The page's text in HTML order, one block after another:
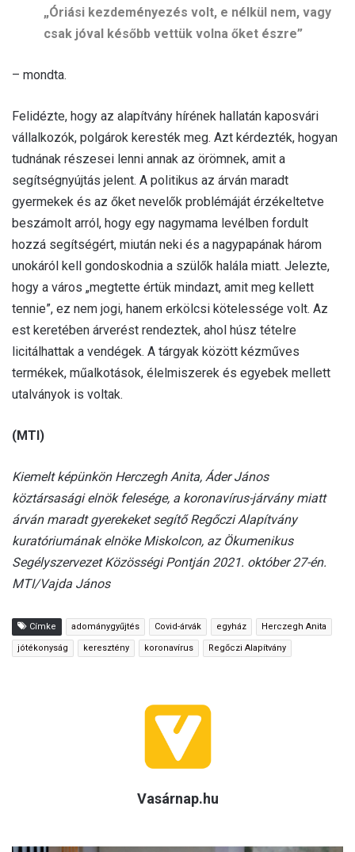
„Óriási kezdeményezés volt, e nélkül nem, vagy
csak jóval később vettük volna őket észre”
– mondta.
Felidézte, hogy az alapítvány hírének hallatán kaposvári
vállalkozók, polgárok keresték meg. Azt kérdezték, hogyan
tudnának részesei lenni annak az örömnek, amit a
segítségnyújtás jelent. A politikus az árván maradt
gyermekek és az őket nevelők problémáját érzékeltetve
beszámolt arról, hogy egy nagymama levélben fordult
hozzá segítségért, miután neki és a nagypapának három
unokáról kell gondoskodnia a szülők halála miatt. Jelezte,
hogy a város „megtette értük mindazt, amit meg kellett
tennie”, ez nem jogi, hanem erkölcsi kötelessége volt. Az
est keretében árverést rendeztek, ahol húsz tételre
licitálhattak a vendégek. A tárgyak között kézműves
termékek, műalkotások, élelmiszerek és egyebek mellett
utalványok is voltak.
(MTI)
Kiemelt képünkön Herczegh Anita, Áder János
köztársasági elnök felesége, a koronavírus-járvány miatt
árván maradt gyerekeket segítő Regőczi Alapítvány
kuratóriumának elnöke Miskolcon, az Ökumenikus
Segélyszervezet Közösségi Pontján 2021. október 27-én.
MTI/Vajda János
Címke adománygyűjtés Covid-árvák egyház Herczegh Anita
jótékonyság keresztény koronavírus Regőczi Alapítvány
Vasárnap.hu